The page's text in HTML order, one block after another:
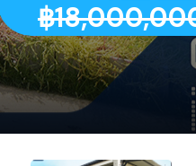
฿